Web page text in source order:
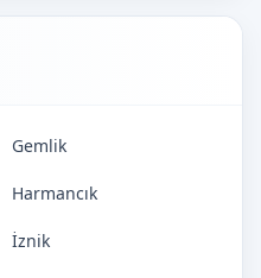
Gemlik
Harmancık
İznik